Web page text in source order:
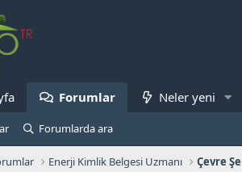
Forumlar Neler yeni
Forumlarda ara
Enerji Kimlik Belgesi Uzmanı Çevre